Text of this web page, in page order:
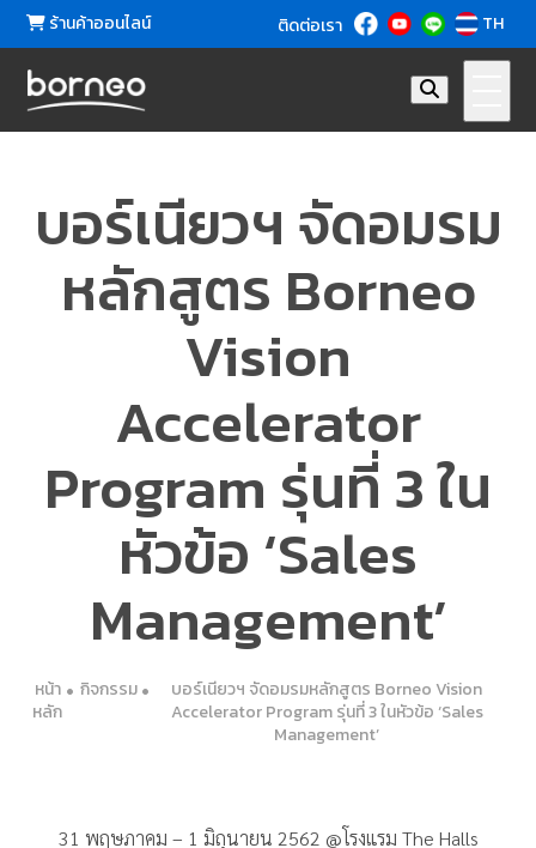
ร้านค้าออนไลน์ ติดต่อเรา TH
บอร์เนียวฯ จัดอมรม
หลักสูตร Borneo
Vision
Accelerator
Program รุ่นที่ 3 ใน
หัวข้อ ‘Sales
Management’
หน้า
หลัก
กิจกรรม
บอร์เนียวฯ จัดอมรมหลักสูตร Borneo Vision
Accelerator Program รุ่นที่ 3 ในหัวข้อ ‘Sales
Management’
31 พฤษภาคม – 1 มิถุนายน 2562 @โรงแรม The Halls